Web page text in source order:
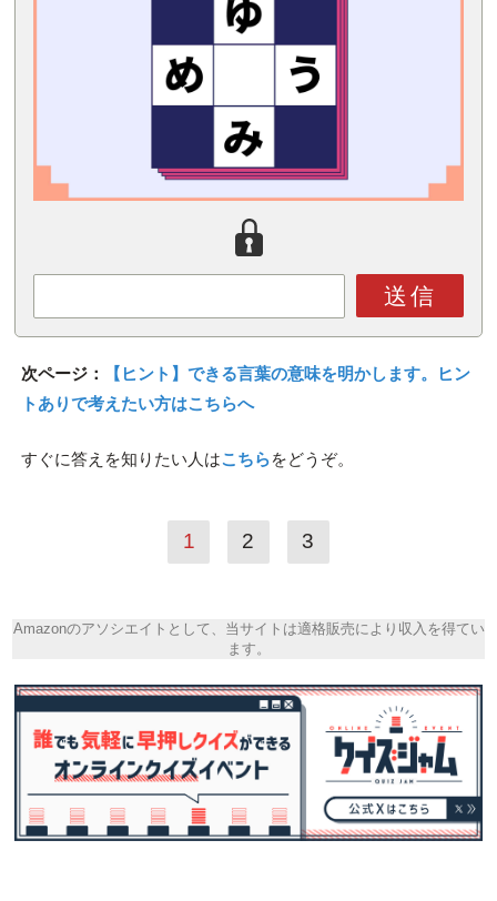
送信
次ページ：
【ヒント】できる言葉の意味を明かします。ヒン
トありで考えたい方はこちらへ
すぐに答えを知りたい人はこちらをどうぞ。
1 2 3
Amazonのアソシエイトとして、当サイトは適格販売により収入を得てい
ます。